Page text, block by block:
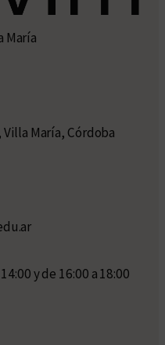
María
Villa María, Córdoba
y de 16:00 a 18:00